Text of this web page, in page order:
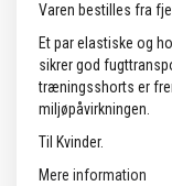
Varen bestilles fra
Et par elastiske og
sikrer god
træningsshorts er
miljøpåvirkningen.
Til Kvinder.
Mere information